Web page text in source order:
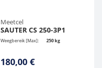
Meetcel
SAUTER CS 250-3P1
Weegbereik [Max]: 250 kg
180,00 €